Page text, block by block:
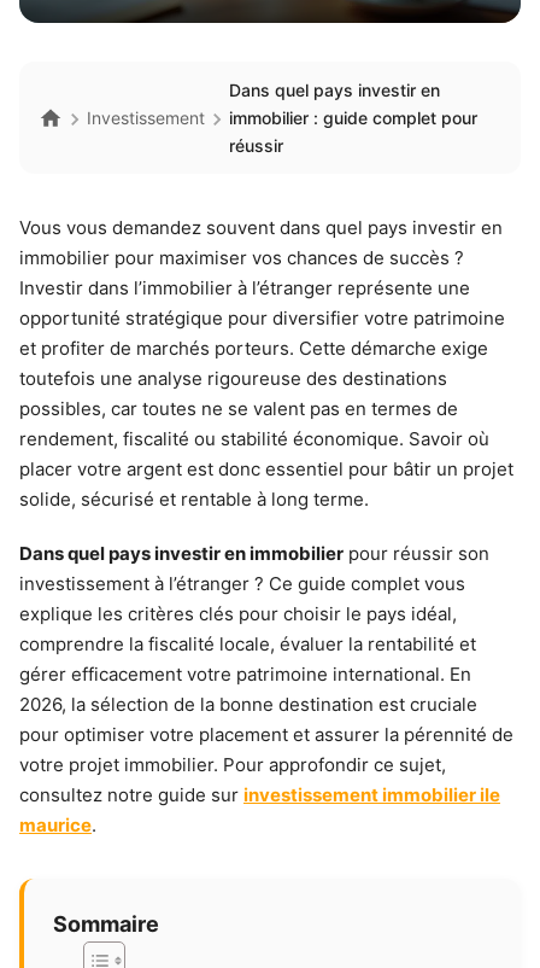
Investissement
Dans quel pays investir en
immobilier : guide complet pour
réussir
Vous vous demandez souvent dans quel pays investir en
immobilier pour maximiser vos chances de succès ?
Investir dans l’immobilier à l’étranger représente une
opportunité stratégique pour diversifier votre patrimoine
et profiter de marchés porteurs. Cette démarche exige
toutefois une analyse rigoureuse des destinations
possibles, car toutes ne se valent pas en termes de
rendement, fiscalité ou stabilité économique. Savoir où
placer votre argent est donc essentiel pour bâtir un projet
solide, sécurisé et rentable à long terme.
Dans quel pays investir en immobilier pour réussir son
investissement à l’étranger ? Ce guide complet vous
explique les critères clés pour choisir le pays idéal,
comprendre la fiscalité locale, évaluer la rentabilité et
gérer efficacement votre patrimoine international. En
2026, la sélection de la bonne destination est cruciale
pour optimiser votre placement et assurer la pérennité de
votre projet immobilier. Pour approfondir ce sujet,
consultez notre guide sur investissement immobilier ile
maurice.
Sommaire